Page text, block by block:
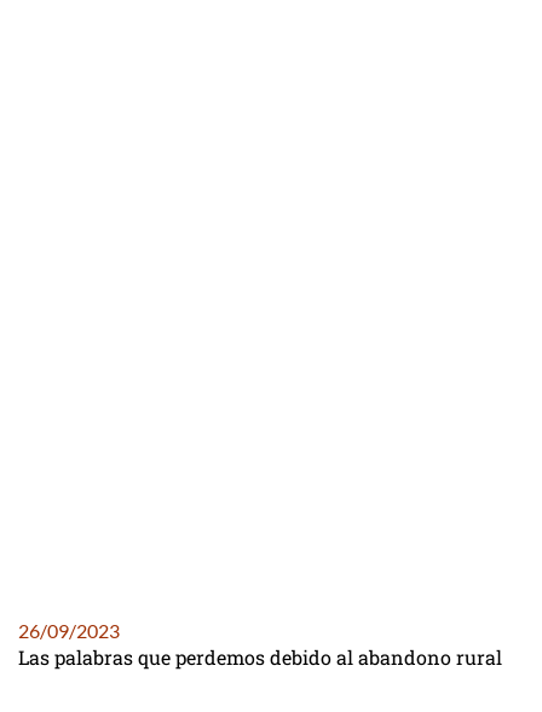
26/09/2023
Las palabras que perdemos debido al abandono rural